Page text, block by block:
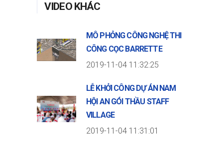
VIDEO KHÁC
MÔ PHỎNG CÔNG NGHỆ THI
CÔNG CỌC BARRETTE
2019-11-04 11:32:25
LỄ KHỞI CÔNG DỰ ÁN NAM
HỘI AN GÓI THẦU STAFF
VILLAGE
2019-11-04 11:31:01